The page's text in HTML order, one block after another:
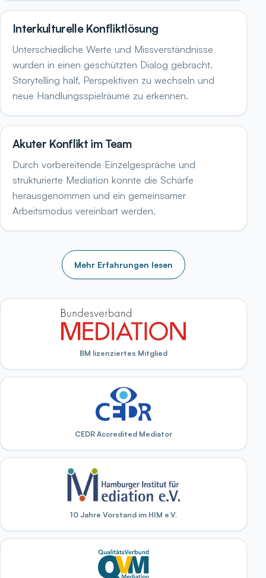
Interkulturelle Konfliktlösung
Unterschiedliche Werte und Missverständnisse
wurden in einen geschützten Dialog gebracht.
Storytelling half, Perspektiven zu wechseln und
neue Handlungsspielräume zu erkennen.
Akuter Konflikt im Team
Durch vorbereitende Einzelgespräche und
strukturierte Mediation konnte die Schärfe
herausgenommen und ein gemeinsamer
Arbeitsmodus vereinbart werden.
Mehr Erfahrungen lesen
BM lizenziertes Mitglied
CEDR Accredited Mediator
10 Jahre Vorstand im HIM e.V.